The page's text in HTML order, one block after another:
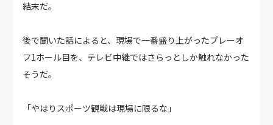
結末だ。
後で聞いた話によると、現場で一番盛り上がったプレーオ
フ1ホール目を、テレビ中継ではさらっとしか触れなかった
そうだ。
「やはりスポーツ観戦は現場に限るな」